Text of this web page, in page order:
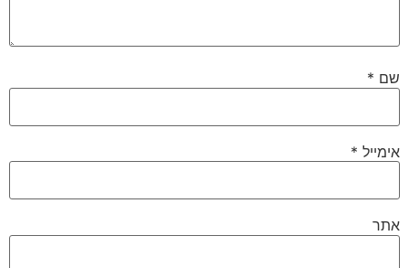
שם *
אימייל *
אתר